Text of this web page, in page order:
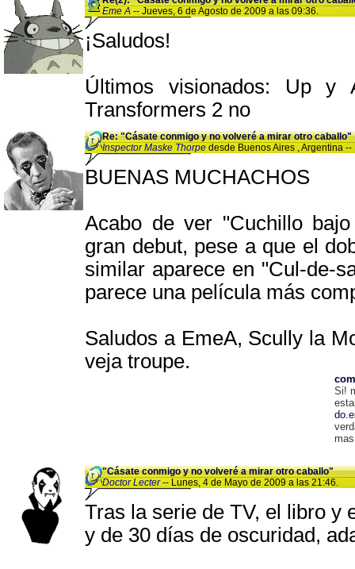
Eme A -- Jueves, 6 de Agosto de 2009 a las 09:36.
¡Saludos!
Últimos visionados: Up y
Transformers 2 no
Re: "Cásate conmigo y no volveré a mirar otro caballo"
Inspector Maske Thorpe desde Buenos Aires , Argentina
BUENAS MUCHACHOS
Acabo de ver "Cuchillo
gran debut, pese a que el
similar aparece en "Cul-de-
parece una película más
Saludos a EmeA, Scully la
veja troupe.
Si!
"Cásate conmigo y no volveré a mirar otro caballo"
Doctor Lecter-- Lunes, 4 de Mayo de 2009 a las 21:46.
Tras la serie de TV, el libro y
y de 30 días de oscuridad,